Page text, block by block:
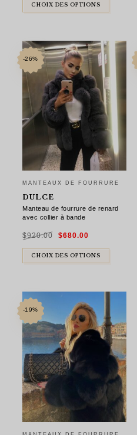
$960.00.$780.00.
CHOIX DES OPTIONS
-26%
MANTEAUX DE FOURRURE
DULCE
Manteau de fourrure de renard
avec collier à bande
$920.00
Le
prix
était :
$920.00.
$680.00
est :
$680.00.
CHOIX DES OPTIONS
-19%